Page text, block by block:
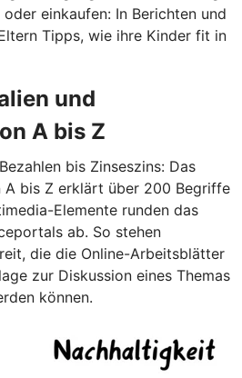
einkaufen: In Berichten und
Tipps, wie ihre Kinder fit in
und
A bis Z
bis Zinseszins: Das
A bis Z erklärt über 200 Begriffe
Elemente runden das
ab. So stehen
die die Online-Arbeitsblätter
zur Diskussion eines Themas
können.